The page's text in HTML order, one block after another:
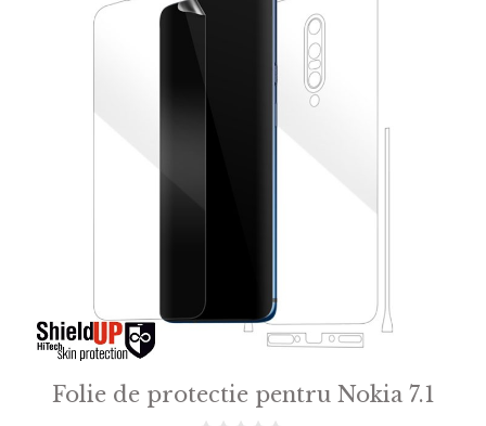
Folie de protectie pentru Nokia 7.1